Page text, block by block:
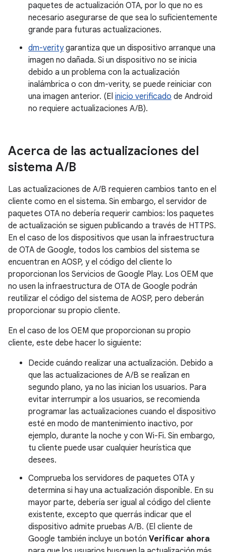
paquetes de actualización OTA, por lo que no es
necesario asegurarse de que sea lo suficientemente
grande para futuras actualizaciones.
dm-veritygarantiza que un dispositivo arranque una
imagen no dañada. Si un dispositivo no se inicia
debido a un problema con la actualización
inalámbrica o con dm-verity, se puede reiniciar con
una imagen anterior. (El inicio verificado de Android
no requiere actualizaciones A/B).
Acerca de las actualizaciones del
sistema A/B
Las actualizaciones de A/B requieren cambios tanto en el
cliente como en el sistema. Sin embargo, el servidor de
paquetes OTA no debería requerir cambios: los paquetes
de actualización se siguen publicando a través de HTTPS.
En el caso de los dispositivos que usan la infraestructura
de OTA de Google, todos los cambios del sistema se
encuentran en AOSP, y el código del cliente lo
proporcionan los Servicios de Google Play. Los OEM que
no usen la infraestructura de OTA de Google podrán
reutilizar el código del sistema de AOSP, pero deberán
proporcionar su propio cliente.
En el caso de los OEM que proporcionan su propio
cliente, este debe hacer lo siguiente:
Decide cuándo realizar una actualización. Debido a
que las actualizaciones de A/B se realizan en
segundo plano, ya no las inician los usuarios. Para
evitar interrumpir a los usuarios, se recomienda
programar las actualizaciones cuando el dispositivo
esté en modo de mantenimiento inactivo, por
ejemplo, durante la noche y con Wi-Fi. Sin embargo,
tu cliente puede usar cualquier heurística que
desees.
Comprueba los servidores de paquetes OTA y
determina si hay una actualización disponible. En su
mayor parte, debería ser igual al código del cliente
existente, excepto que querrás indicar que el
dispositivo admite pruebas A/B. (El cliente de
Google también incluye un botón Verificar ahora